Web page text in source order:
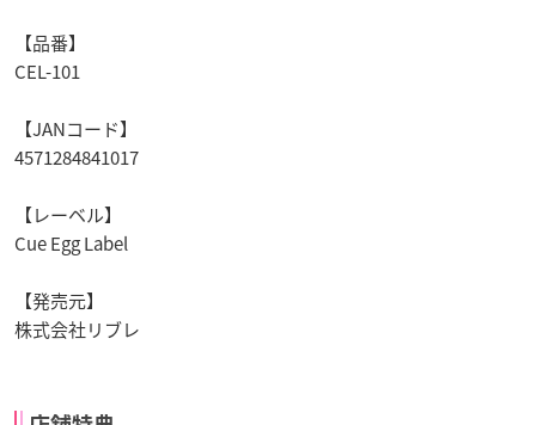
【品番】
CEL-101
【JANコード】
4571284841017
【レーベル】
Cue Egg Label
【発売元】
株式会社リブレ